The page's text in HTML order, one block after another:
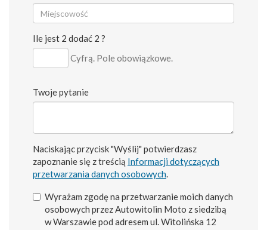
Ile jest 2 dodać 2 ?
Cyfrą. Pole obowiązkowe.
Twoje pytanie
Naciskając przycisk "Wyślij" potwierdzasz
zapoznanie się z treścią Informacji dotyczących
przetwarzania danych osobowych.
Wyrażam zgodę na przetwarzanie moich danych
osobowych przez Autowitolin Moto z siedzibą
w Warszawie pod adresem ul. Witolińska 12